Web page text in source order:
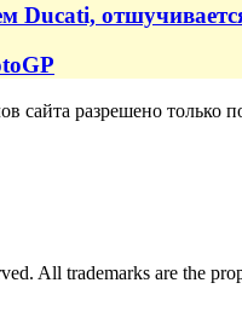
Ducati,
сайта разрешено только
All trademarks are the